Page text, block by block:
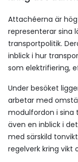
Attachéerna är
representerar sina
transportpolitik.
inblick i hur
som elektrifiering,
Under besöket
arbetar med
modulfordon i sina
även en inblick i
med särskild
regelverk kring vikt